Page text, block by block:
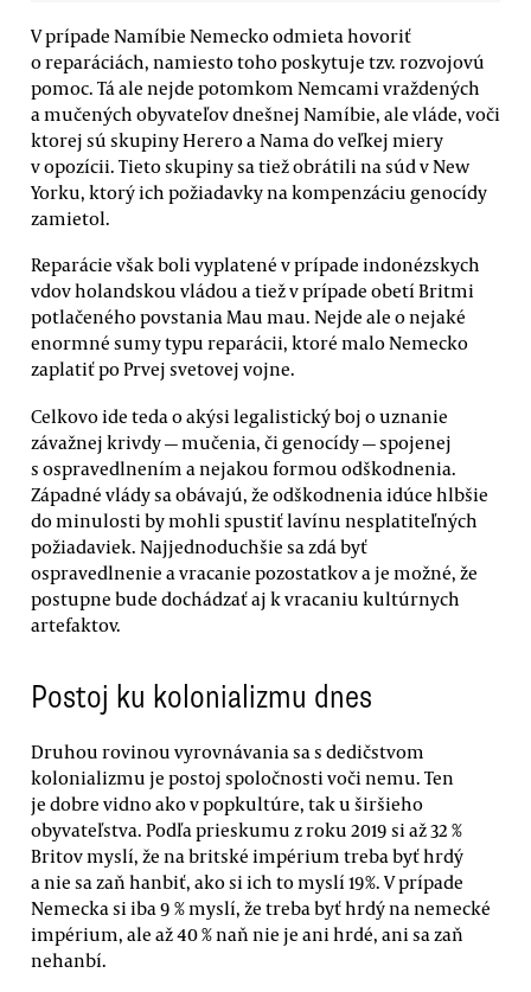
V prípade Namíbie Nemecko odmieta hovoriť
o reparáciách, namiesto toho poskytuje tzv. rozvojovú
pomoc. Tá ale nejde potomkom Nemcami vraždených
a mučených obyvateľov dnešnej Namíbie, ale vláde, voči
ktorej sú skupiny Herero a Nama do veľkej miery
v opozícii. Tieto skupiny sa tiež obrátili na súd v New
Yorku, ktorý ich požiadavky na kompenzáciu genocídy
zamietol.
Reparácie však boli vyplatené v prípade indonézskych
vdov holandskou vládou a tiež v prípade obetí Britmi
potlačeného povstania Mau mau. Nejde ale o nejaké
enormné sumy typu reparácii, ktoré malo Nemecko
zaplatiť po Prvej svetovej vojne.
Celkovo ide teda o akýsi legalistický boj o uznanie
závažnej krivdy — mučenia, či genocídy — spojenej
s ospravedlnením a nejakou formou odškodnenia.
Západné vlády sa obávajú, že odškodnenia idúce hlbšie
do minulosti by mohli spustiť lavínu nesplatiteľných
požiadaviek. Najjednoduchšie sa zdá byť
ospravedlnenie a vracanie pozostatkov a je možné, že
postupne bude dochádzať aj k vracaniu kultúrnych
artefaktov.
Postoj ku kolonializmu dnes
Druhou rovinou vyrovnávania sa s dedičstvom
kolonializmu je postoj spoločnosti voči nemu. Ten
je dobre vidno ako v popkultúre, tak u širšieho
obyvateľstva. Podľa prieskumu z roku 2019 si až 32 %
Britov myslí, že na britské impérium treba byť hrdý
a nie sa zaň hanbiť, ako si ich to myslí 19%. V prípade
Nemecka si iba 9 % myslí, že treba byť hrdý na nemecké
impérium, ale až 40 % naň nie je ani hrdé, ani sa zaň
nehanbí.